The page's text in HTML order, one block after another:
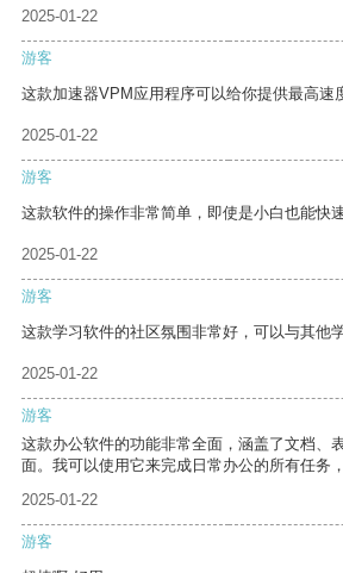
2025-01-22
游客
这款加速器VPM应用程序可以给你提供最高速
2025-01-22
游客
这款软件的操作非常简单，即使是小白也能快速
2025-01-22
游客
这款学习软件的社区氛围非常好，可以与其他
2025-01-22
游客
这款办公软件的功能非常全面，涵盖了文档、
面。我可以使用它来完成日常办公的所有任务
2025-01-22
游客